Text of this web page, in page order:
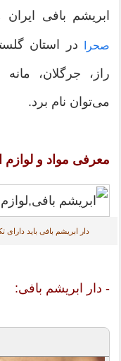
ابریشم بافی
صحرا در استان
راز، جرگلان،
می‌توان نام برد.
معرفی مواد و لوازم
دار ابریشم بافی باید
- دار ابریشم بافی: